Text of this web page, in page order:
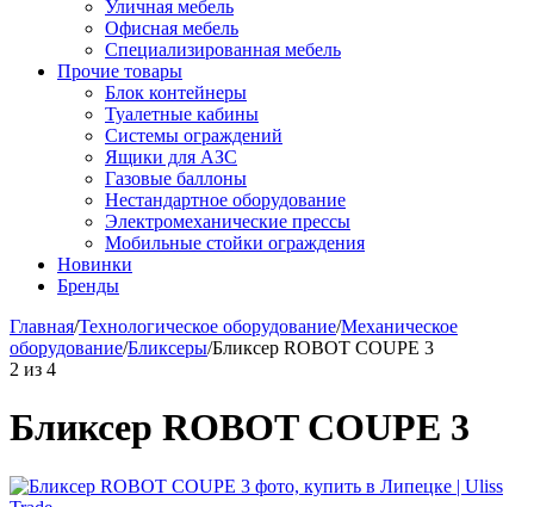
Уличная мебель
Офисная мебель
Специализированная мебель
Прочие товары
Блок контейнеры
Туалетные кабины
Системы ограждений
Ящики для АЗС
Газовые баллоны
Нестандартное оборудование
Электромеханические прессы
Мобильные стойки ограждения
Новинки
Бренды
Главная/Технологическое оборудование/Механическое
оборудование/Бликсеры/Бликсер ROBOT COUPE 3
2 из 4
Бликсер ROBOT COUPE 3